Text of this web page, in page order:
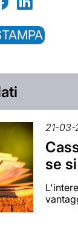
21-03-
se